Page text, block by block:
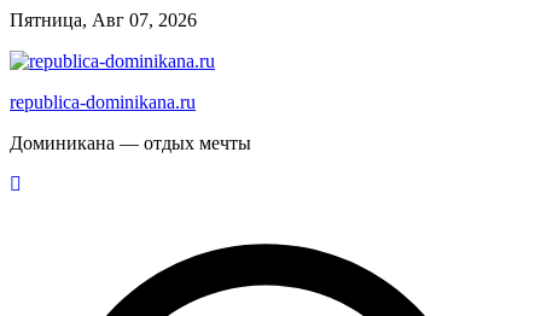
Перейти
содержимому
Пятница, Авг 07, 2026
republica-dominikana.ru
Доминикана — отдых мечты